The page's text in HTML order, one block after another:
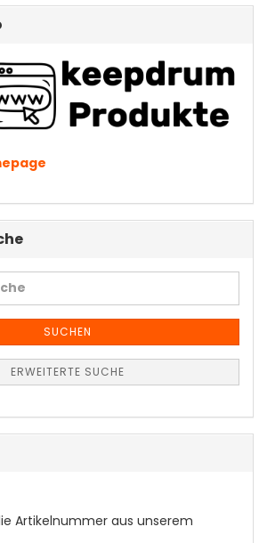
SUCHEN
ERWEITERTE SUCHE
Artikelnummer aus unserem